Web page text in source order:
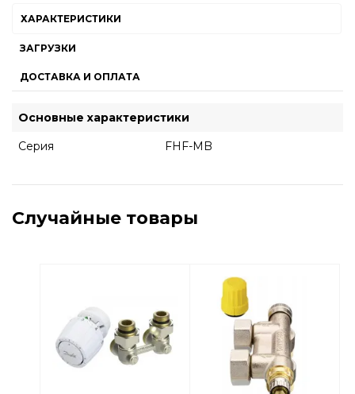
ХАРАКТЕРИСТИКИ
ЗАГРУЗКИ
ДОСТАВКА И ОПЛАТА
Основные характеристики
Серия
FHF-MB
Случайные товары